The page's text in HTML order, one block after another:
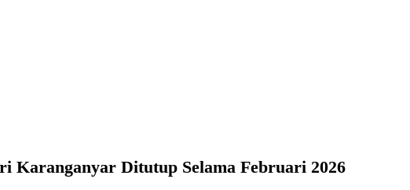
Karanganyar Ditutup Selama Februari 2026